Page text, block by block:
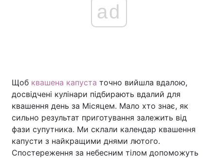
ad
Щоб квашена капуста точно вийшла вдалою,
досвідчені кулінари підбирають вдалий для
квашення день за Місяцем. Мало хто знає, як
сильно результат приготування залежить від
фази супутника. Ми склали календар квашення
капусти з найкращими днями лютого.
Спостереження за небесним тілом допоможуть